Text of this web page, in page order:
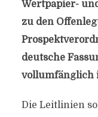
Wertpapier-
zu den
deutsche
vollumfänglich
Die Leitlinien